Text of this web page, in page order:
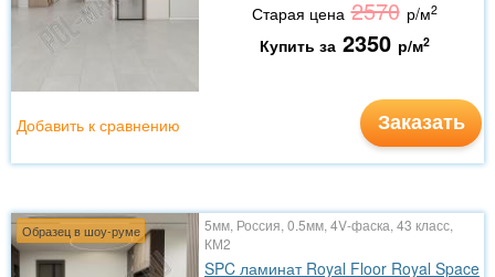
Старая цена 2570 р/м2
Купить за 2350 р/м2
Заказать
Добавить к сравнению
Образец в шоу-руме
5мм, Россия, 0.5мм, 4V-фаска, 43 класс,
КМ2
SPC ламинат Royal Floor Royal Space